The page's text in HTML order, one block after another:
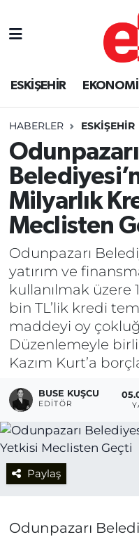
ESKİŞEHİR EKONOMİ
HABERLER ESKİŞEHİR
Odunpazarı
Milyarlık
Meclisten
Odunpazarı
yatırım ve
kullanılmak üzere
bin TL’lik kredi
maddeyi oy
Düzenlemeyle
Kazım Kurt’a
BUSE KUŞCU
EDITÖR
Paylaş
Odunpazarı